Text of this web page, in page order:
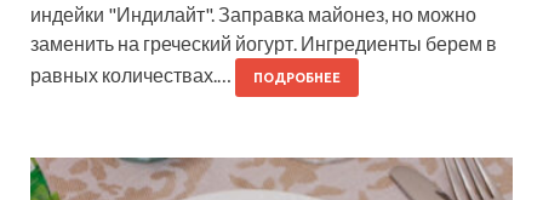
индейки "Индилайт". Заправка майонез, но можно
заменить на греческий йогурт. Ингредиенты берем в
равных количествах.…
ПОДРОБНЕЕ